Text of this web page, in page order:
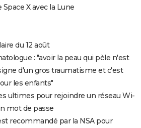
X avec la Lune
du 12 août
: "avoir la peau qui pèle n'est
d'un gros traumatisme et c'est
les enfants"
ultimes pour rejoindre un réseau Wi-
mot de passe
recommandé par la NSA pour